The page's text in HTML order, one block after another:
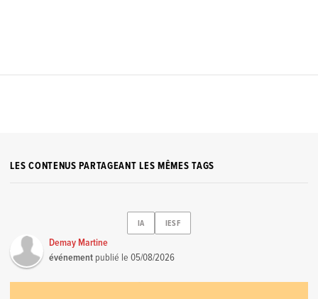
LES CONTENUS PARTAGEANT LES MÊMES TAGS
IA IESF
Demay Martine
événement publié le05/08/2026